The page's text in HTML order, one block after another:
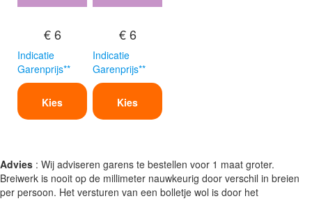
€ 6
Indicatie
Garenprijs**
Kies
€ 6
Indicatie
Garenprijs**
Kies
Advies : Wij adviseren garens te bestellen voor 1 maat groter.
Breiwerk is nooit op de millimeter nauwkeurig door verschil in breien
per persoon. Het versturen van een bolletje wol is door het